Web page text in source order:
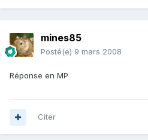
mines85
Posté(e) 9 mars 2008
Réponse en MP
Citer